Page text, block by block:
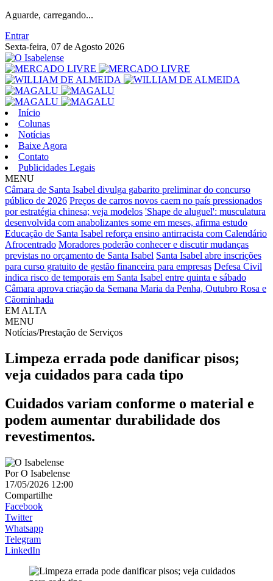
Aguarde, carregando...
Entrar
Sexta-feira, 07 de Agosto 2026
Início
Colunas
Notícias
Baixe Agora
Contato
Publicidades Legais
MENU
Câmara de Santa Isabel divulga gabarito preliminar do concurso
público de 2026 Preços de carros novos caem no país pressionados
por estratégia chinesa; veja modelos 'Shape de aluguel': musculatura
desenvolvida com anabolizantes some em meses, afirma estudo
Educação de Santa Isabel reforça ensino antirracista com Calendário
Afrocentrado Moradores poderão conhecer e discutir mudanças
previstas no orçamento de Santa Isabel Santa Isabel abre inscrições
para curso gratuito de gestão financeira para empresas Defesa Civil
indica risco de temporais em Santa Isabel entre quinta e sábado
Câmara aprova criação da Semana Maria da Penha, Outubro Rosa e
Cãominhada
EM ALTA
MENU
Notícias/Prestação de Serviços
Limpeza errada pode danificar pisos;
veja cuidados para cada tipo
Cuidados variam conforme o material e
podem aumentar durabilidade dos
revestimentos.
PorO Isabelense
17/05/2026 12:00
Compartilhe
Facebook
Twitter
Whatsapp
Telegram
LinkedIn